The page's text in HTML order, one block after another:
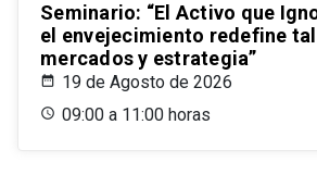
Seminario: “El Activo que
el envejecimiento redefine
mercados y estrategia”
19 de Agosto de 2026
09:00 a 11:00 horas